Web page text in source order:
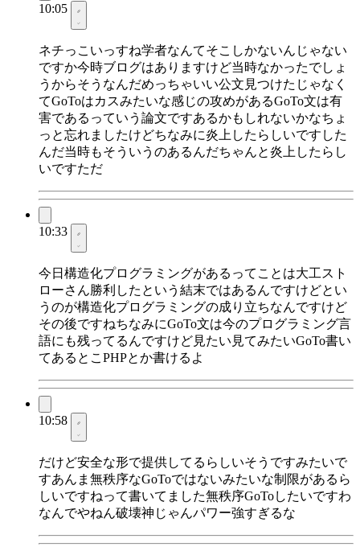
10:05
ネチっこいっすね学者なんてそこしかないんじゃない
ですか今時ブログはありますけど当時なかったでしょ
うからそうなんだめっちゃいい公文見つけたじゃなく
てGoToはカスみたいな感じの攻めがあるGoTo文は有
害であるっていう論文ですあるかもしれないかなちょ
っと忘れましたけどちなみに炎上したらしいですした
んだ当時もそういうのあるんだちゃんと炎上したらし
いですただ
10:33
今日構造化プログラミングがあるってことは大工スト
ローさん勝利したという結末ではあるんですけどとい
うのが構造化プログラミングの成り立ちなんですけど
その後ですねちなみにGoTo文は今のプログラミング言
語にも残ってるんですけど見たい見てみたいGoTo書い
てあるとこPHPとか書けるよ
10:58
だけど安全な形で提供してるらしいそうですみたいで
すあんま無秩序なGoToではないみたいな制限があるら
しいですねって書いてました無秩序GoToしたいですわ
なんでやねん破壊神じゃんパワー強すぎるな